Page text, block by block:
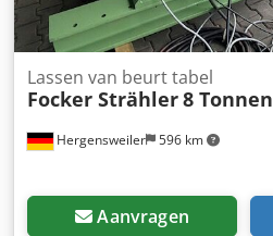
Hergensweiler 596 km
Lassen van beurt tabel
Focker Strähler8 Tonnen
Aanvragen